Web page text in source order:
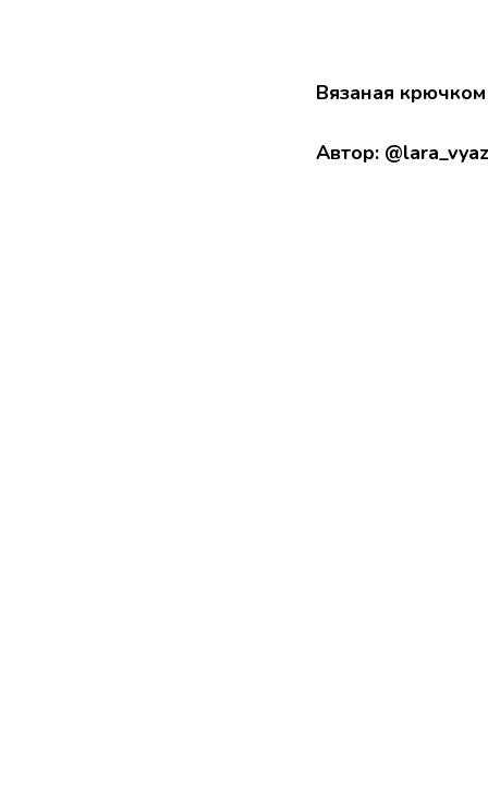
Вязаная
Автор: